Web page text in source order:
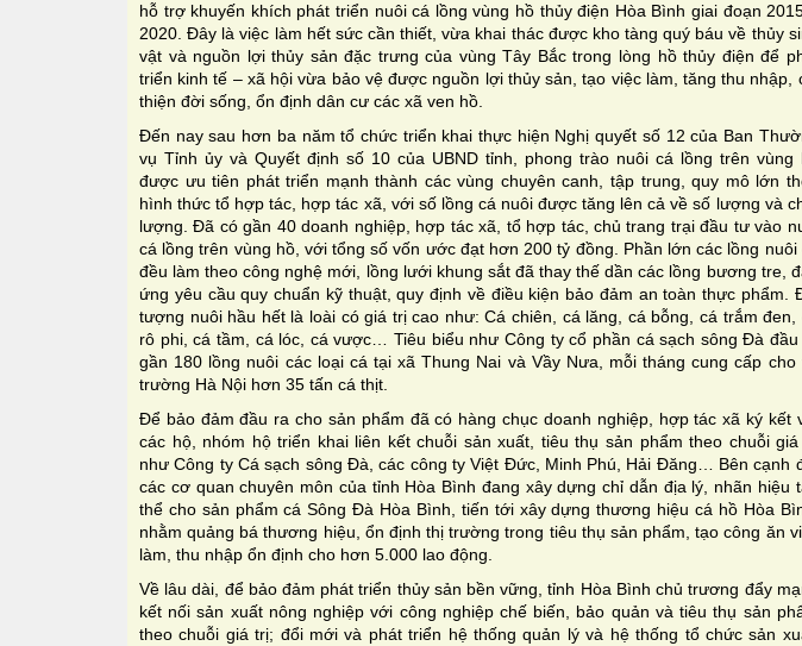
hỗ trợ khuyến khích phát triển nuôi cá lồng vùng hồ thủy điện Hòa Bình giai đoạn
2020. Ðây là việc làm hết sức cần thiết, vừa khai thác được kho tàng quý báu về thủy
vật và nguồn lợi thủy sản đặc trưng của vùng Tây Bắc trong lòng hồ thủy điện để
triển kinh tế – xã hội vừa bảo vệ được nguồn lợi thủy sản, tạo việc làm, tăng thu nhập,
thiện đời sống, ổn định dân cư các xã ven hồ.
Đến nay sau hơn ba năm tổ chức triển khai thực hiện Nghị quyết số 12 của Ban
vụ Tỉnh ủy và Quyết định số 10 của UBND tỉnh, phong trào nuôi cá lồng trên vùng
được ưu tiên phát triển mạnh thành các vùng chuyên canh, tập trung, quy mô lớn
hình thức tổ hợp tác, hợp tác xã, với số lồng cá nuôi được tăng lên cả về số lượng và
lượng. Ðã có gần 40 doanh nghiệp, hợp tác xã, tổ hợp tác, chủ trang trại đầu tư vào
cá lồng trên vùng hồ, với tổng số vốn ước đạt hơn 200 tỷ đồng. Phần lớn các lồng nuôi
đều làm theo công nghệ mới, lồng lưới khung sắt đã thay thế dần các lồng bương tre,
ứng yêu cầu quy chuẩn kỹ thuật, quy định về điều kiện bảo đảm an toàn thực phẩm.
tượng nuôi hầu hết là loài có giá trị cao như: Cá chiên, cá lăng, cá bỗng, cá trắm đen,
rô phi, cá tầm, cá lóc, cá vược… Tiêu biểu như Công ty cổ phần cá sạch sông Ðà
gần 180 lồng nuôi các loại cá tại xã Thung Nai và Vầy Nưa, mỗi tháng cung cấp cho
trường Hà Nội hơn 35 tấn cá thịt.
Ðể bảo đảm đầu ra cho sản phẩm đã có hàng chục doanh nghiệp, hợp tác xã ký kết
các hộ, nhóm hộ triển khai liên kết chuỗi sản xuất, tiêu thụ sản phẩm theo chuỗi
như Công ty Cá sạch sông Ðà, các công ty Việt Ðức, Minh Phú, Hải Ðăng… Bên cạnh
các cơ quan chuyên môn của tỉnh Hòa Bình đang xây dựng chỉ dẫn địa lý, nhãn hiệu
thể cho sản phẩm cá Sông Ðà Hòa Bình, tiến tới xây dựng thương hiệu cá hồ Hòa
nhằm quảng bá thương hiệu, ổn định thị trường trong tiêu thụ sản phẩm, tạo công ăn
làm, thu nhập ổn định cho hơn 5.000 lao động.
Về lâu dài, để bảo đảm phát triển thủy sản bền vững, tỉnh Hòa Bình chủ trương đẩy
kết nối sản xuất nông nghiệp với công nghiệp chế biến, bảo quản và tiêu thụ sản
theo chuỗi giá trị; đổi mới và phát triển hệ thống quản lý và hệ thống tổ chức sản